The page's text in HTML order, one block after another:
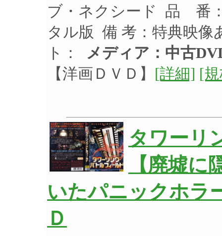
ブ・ネクシード 品 番
タル版 備 考：特典映
ト：
メディア：中古
【洋画ＤＶＤ】 [詳細] [
タワーリ
【廃墟
いたパニックホ
Ｄ